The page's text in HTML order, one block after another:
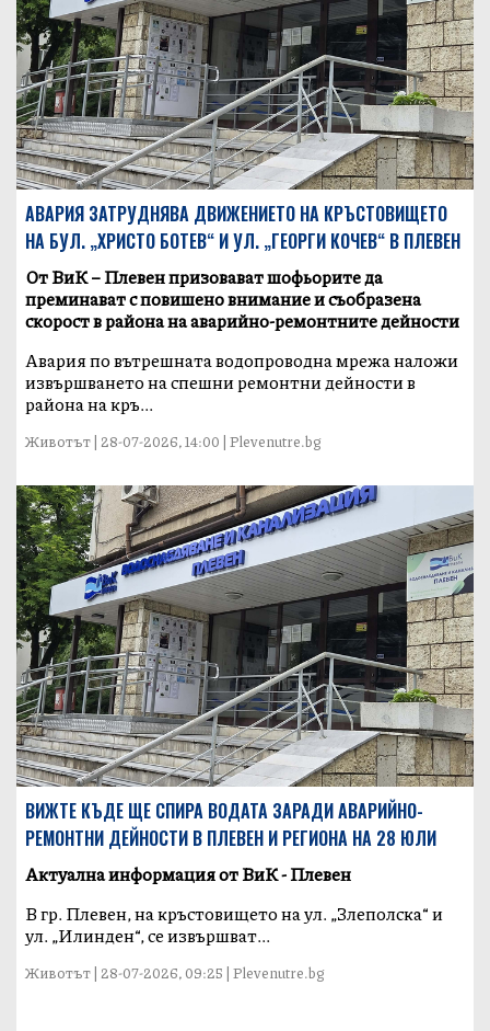
АВАРИЯ ЗАТРУДНЯВА ДВИЖЕНИЕТО НА КРЪСТОВИЩЕТО
НА БУЛ. „ХРИСТО БОТЕВ“ И УЛ. „ГЕОРГИ КОЧЕВ“ В ПЛЕВЕН
От ВиК – Плевен призовават шофьорите да
преминават с повишено внимание и съобразена
скорост в района на аварийно-ремонтните дейности
Авария по вътрешната водопроводна мрежа наложи
извършването на спешни ремонтни дейности в
района на кръ...
Животът | 28-07-2026, 14:00 | Plevenutre.bg
ВИЖТЕ КЪДЕ ЩЕ СПИРА ВОДАТА ЗАРАДИ АВАРИЙНО-
РЕМОНТНИ ДЕЙНОСТИ В ПЛЕВЕН И РЕГИОНА НА 28 ЮЛИ
Актуална информация от ВиК - Плевен
В гр. Плевен, на кръстовището на ул. „Злеполска“ и
ул. „Илинден“, се извършват...
Животът | 28-07-2026, 09:25 | Plevenutre.bg